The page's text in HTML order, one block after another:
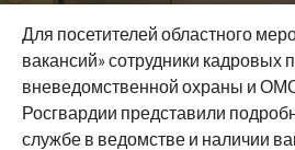
Для посетителей областного
вакансий» сотрудники кадровых
вневедомственной охраны и
Росгвардии представили
службе в ведомстве и наличии